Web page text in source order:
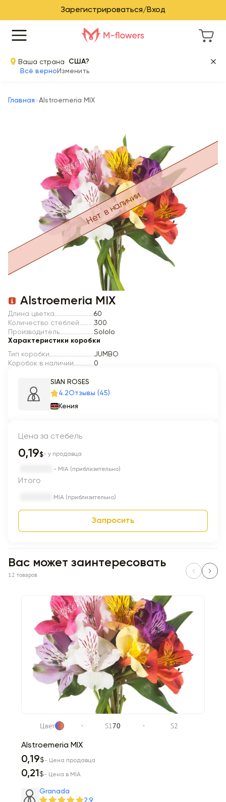
Зарегистрироваться/Вход
Ваша страна
США?
Всё верно Изменить
Главная Alstroemeria MIX
Item 1 of 1
Нет в наличии
Alstroemeria MIX
Длина цветка
60
Количество стеблей
300
Производитель
Sololo
Характеристики коробки
Тип коробки
JUMBO
Коробок в наличии
0
SIAN ROSES
4.2Отзывы (45)
Кения
Цена за стебель
0,19$- у продавца
- MIA (приблизительно)
Итого
MIA (приблизительно)
Запросить
Вас может заинтересовать
12 товаров
Цвет S170 S2
Alstroemeria MIX
0,19$- Цена продавца
0,21$- Цена в MIA
Granada
2.9